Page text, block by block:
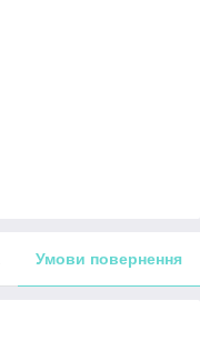
Умови повернення